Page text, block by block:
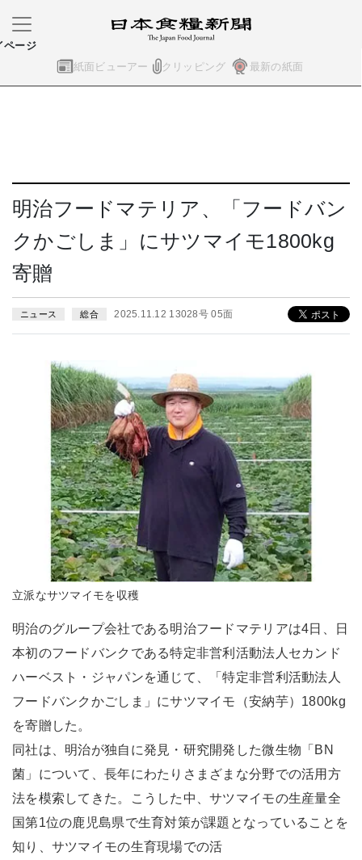
紙面ビューアー クリッピング 最新の紙面
ページ
明治フードマテリア、「フードバン
クかごしま」にサツマイモ1800kg
寄贈
ニュース 総合 2025.11.12 13028号 05面
立派なサツマイモを収穫
明治のグループ会社である明治フードマテリアは4日、日
本初のフードバンクである特定非営利活動法人セカンド
ハーベスト・ジャパンを通じて、「特定非営利活動法人
フードバンクかごしま」にサツマイモ（安納芋）1800kg
を寄贈した。
同社は、明治が独自に発見・研究開発した微生物「BN
菌」について、長年にわたりさまざまな分野での活用方
法を模索してきた。こうした中、サツマイモの生産量全
国第1位の鹿児島県で生育対策が課題となっていることを
知り、サツマイモの生育現場での活